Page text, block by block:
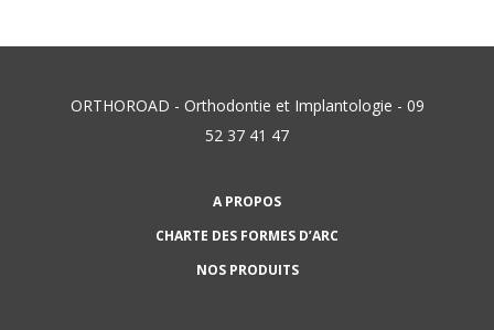
ORTHOROAD - Orthodontie et Implantologie - 09
52 37 41 47
A PROPOS
CHARTE DES FORMES D’ARC
NOS PRODUITS